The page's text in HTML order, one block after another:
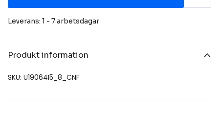
Leverans: 1 - 7 arbetsdagar
Produkt information
SKU: U19064I5_8_CNF